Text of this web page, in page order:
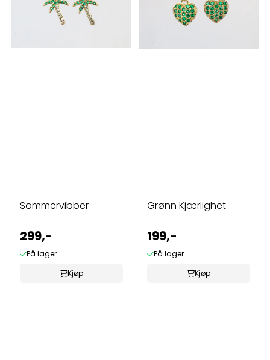
Sommervibber
299,-
På lager
Kjøp
Grønn Kjærlighet
199,-
På lager
Kjøp